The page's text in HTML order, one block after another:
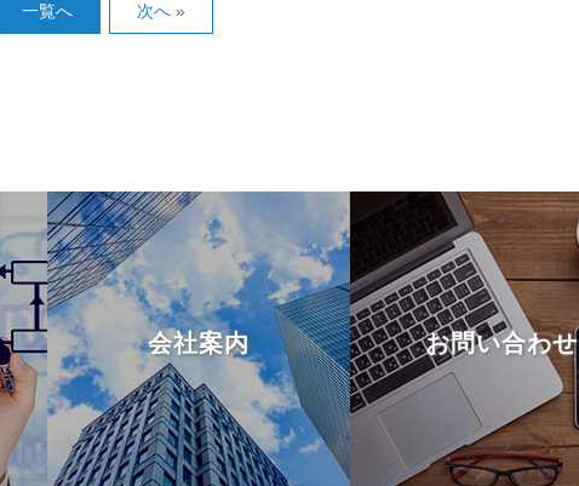
一覧へ 次へ »
会社案内 お問い合わせ